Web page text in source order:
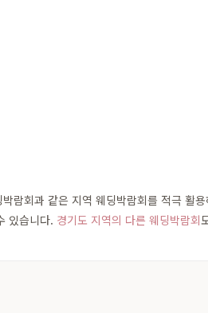
람회과 같은 지역 웨딩박람회를 적극
있습니다. 경기도 지역의 다른 웨딩박람회